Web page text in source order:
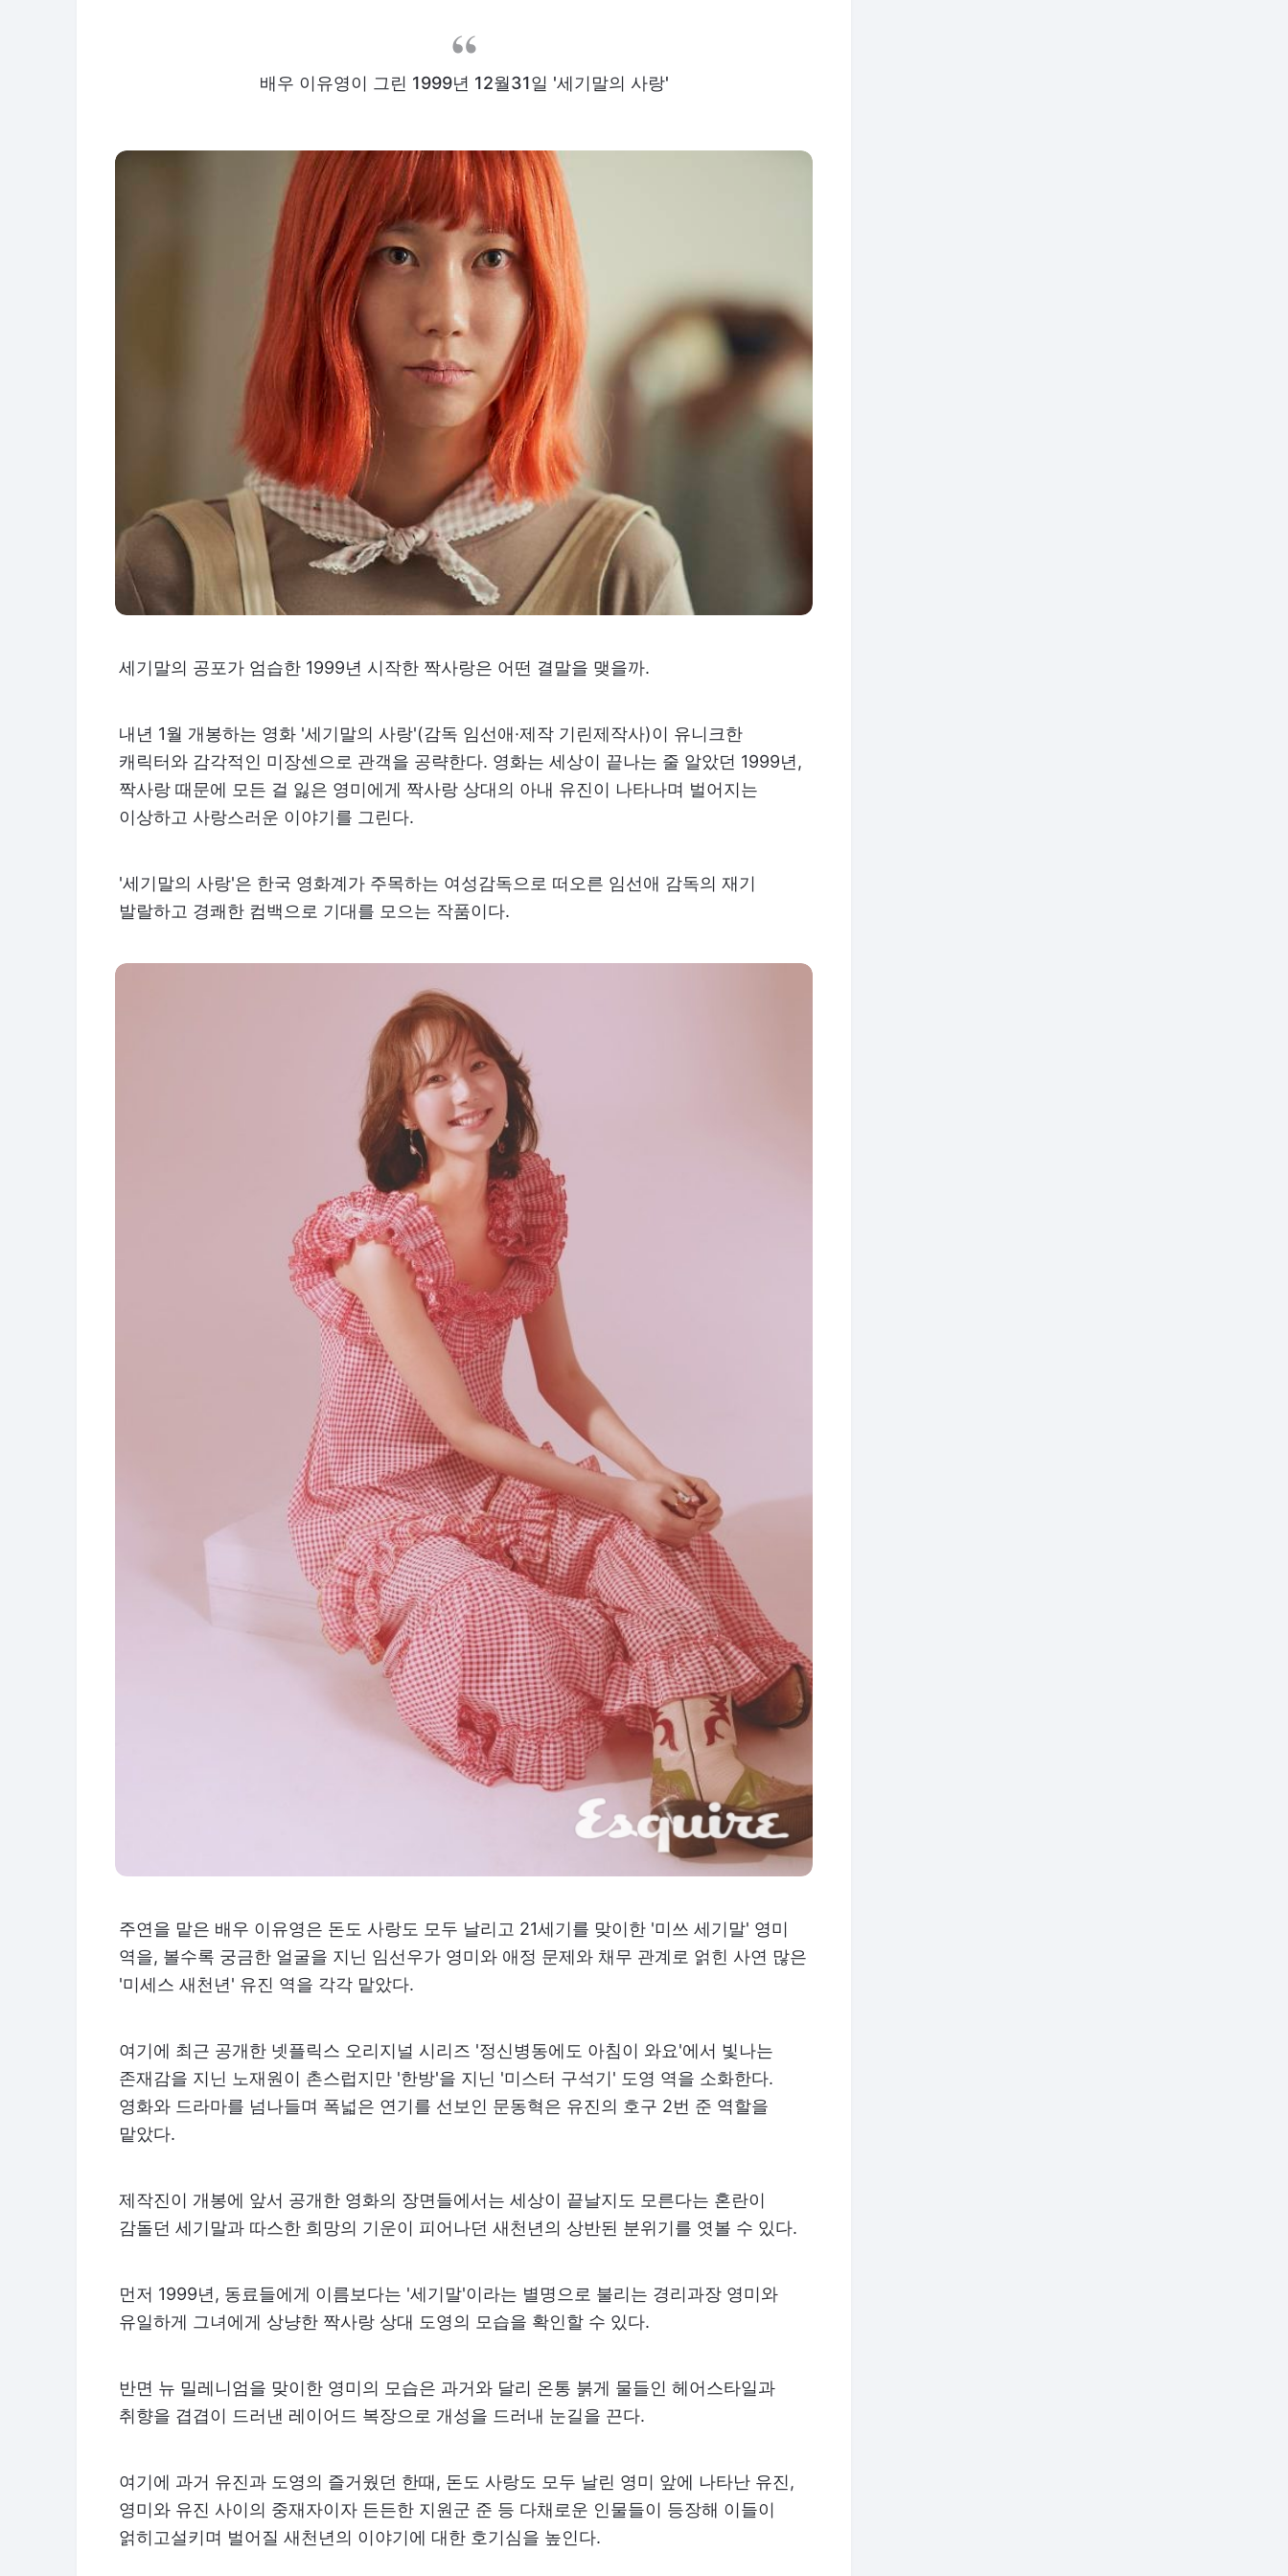
배우 이유영이 그린 1999년 12월31일 '세기말의 사랑'
세기말의 공포가 엄습한 1999년 시작한 짝사랑은 어떤 결말을 맺을까.
내년 1월 개봉하는 영화 '세기말의 사랑'(감독 임선애·제작 기린제작사)이 유니크한
캐릭터와 감각적인 미장센으로 관객을 공략한다. 영화는 세상이 끝나는 줄 알았던 1999년,
짝사랑 때문에 모든 걸 잃은 영미에게 짝사랑 상대의 아내 유진이 나타나며 벌어지는
이상하고 사랑스러운 이야기를 그린다.
'세기말의 사랑'은 한국 영화계가 주목하는 여성감독으로 떠오른 임선애 감독의 재기
발랄하고 경쾌한 컴백으로 기대를 모으는 작품이다.
주연을 맡은 배우 이유영은 돈도 사랑도 모두 날리고 21세기를 맞이한 '미쓰 세기말' 영미
역을, 볼수록 궁금한 얼굴을 지닌 임선우가 영미와 애정 문제와 채무 관계로 얽힌 사연 많은
'미세스 새천년' 유진 역을 각각 맡았다.
여기에 최근 공개한 넷플릭스 오리지널 시리즈 '정신병동에도 아침이 와요'에서 빛나는
존재감을 지닌 노재원이 촌스럽지만 '한방'을 지닌 '미스터 구석기' 도영 역을 소화한다.
영화와 드라마를 넘나들며 폭넓은 연기를 선보인 문동혁은 유진의 호구 2번 준 역할을
맡았다.
제작진이 개봉에 앞서 공개한 영화의 장면들에서는 세상이 끝날지도 모른다는 혼란이
감돌던 세기말과 따스한 희망의 기운이 피어나던 새천년의 상반된 분위기를 엿볼 수 있다.
먼저 1999년, 동료들에게 이름보다는 '세기말'이라는 별명으로 불리는 경리과장 영미와
유일하게 그녀에게 상냥한 짝사랑 상대 도영의 모습을 확인할 수 있다.
반면 뉴 밀레니엄을 맞이한 영미의 모습은 과거와 달리 온통 붉게 물들인 헤어스타일과
취향을 겹겹이 드러낸 레이어드 복장으로 개성을 드러내 눈길을 끈다.
여기에 과거 유진과 도영의 즐거웠던 한때, 돈도 사랑도 모두 날린 영미 앞에 나타난 유진,
영미와 유진 사이의 중재자이자 든든한 지원군 준 등 다채로운 인물들이 등장해 이들이
얽히고설키며 벌어질 새천년의 이야기에 대한 호기심을 높인다.